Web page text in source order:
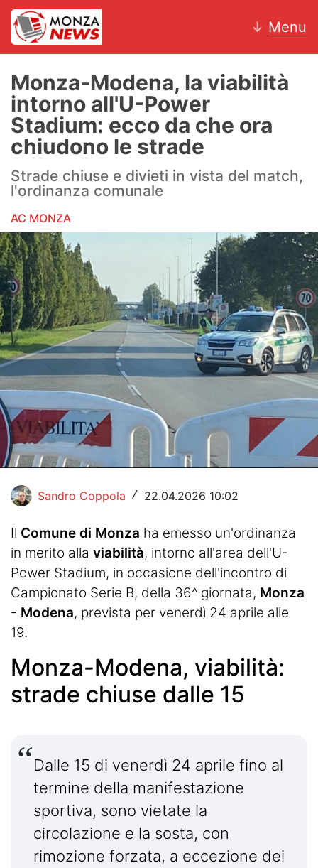
↓ Menu
News
AC Monza
Calcio
Motori
Volley
Hockey
Altri sport
Hockey
Pallamano
Altre
News
Turismo
Eventi
Monza-Modena, la viabilità
intorno all'U-Power
Stadium: ecco da che ora
chiudono le strade
Strade chiuse e divieti in vista del match,
l'ordinanza comunale
AC MONZA
Sandro Coppola / 22.04.2026 10:02
Il Comune di Monza ha emesso un'ordinanza
in merito alla viabilità, intorno all'area dell'U-
Power Stadium, in occasione dell'incontro di
Campionato Serie B, della 36^ giornata, Monza
- Modena, prevista per venerdì 24 aprile alle
19.
Monza-Modena, viabilità:
strade chiuse dalle 15
Dalle 15 di venerdì 24 aprile fino al
termine della manifestazione
sportiva, sono vietate la
circolazione e la sosta, con
rimozione forzata, a eccezione dei